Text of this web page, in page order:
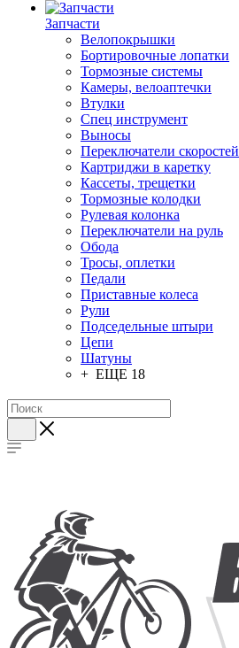
Запчасти
Велопокрышки
Бортировочные лопатки
Тормозные системы
Камеры, велоаптечки
Втулки
Спец инструмент
Выносы
Переключатели скоростей
Картриджи в каретку
Кассеты, трещетки
Тормозные колодки
Рулевая колонка
Переключатели на руль
Обода
Тросы, оплетки
Педали
Приставные колеса
Рули
Подседельные штыри
Цепи
Шатуны
+ ЕЩЕ 18